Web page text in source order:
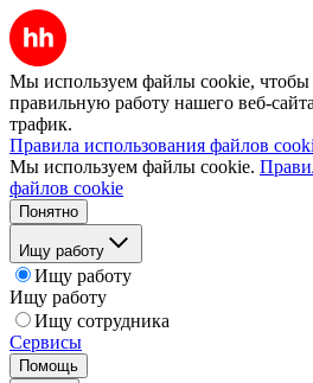
Мы используем файлы cookie, чтобы
правильную работу нашего веб-
трафик.
Правила использования файлов
Мы используем файлы cookie.
файлов cookie
Понятно
Ищу работу
Ищу работу
Ищу работу
Ищу сотрудника
Сервисы
Помощь